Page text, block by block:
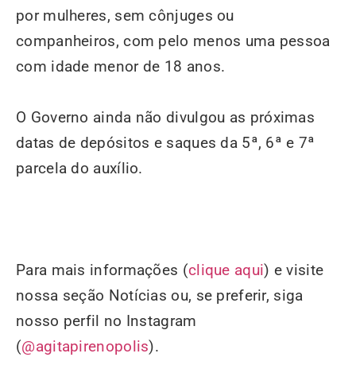
por mulheres, sem cônjuges ou
companheiros, com pelo menos uma pessoa
com idade menor de 18 anos.
O Governo ainda não divulgou as próximas
datas de depósitos e saques da 5ª, 6ª e 7ª
parcela do auxílio.
Para mais informações (clique aqui) e visite
nossa seção Notícias ou, se preferir, siga
nosso perfil no Instagram
(@agitapirenopolis).